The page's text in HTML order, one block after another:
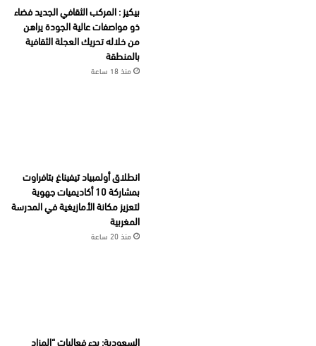
بيكيز : المركب الثقافي الجديد فضاء
ذو مواصفات عالية الجودة يراهن
من خلاله تحريك العجلة الثقافية
بالمنطقة
منذ 18 ساعة
انطلاق أولمبياد تيفيناغ بتافراوت
بمشاركة 10 أكاديميات جهوية
لتعزيز مكانة الأمازيغية في المدرسة
المغربية
منذ 20 ساعة
السعودية: بدء فعاليات “المزاد